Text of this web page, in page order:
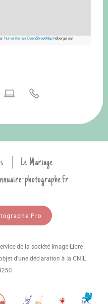
Humanitarian OpenStreetMaphébergé par
Le Mariage
photographe.fr
Pro
de la société Image-Libre
d'une déclaration à la CNIL